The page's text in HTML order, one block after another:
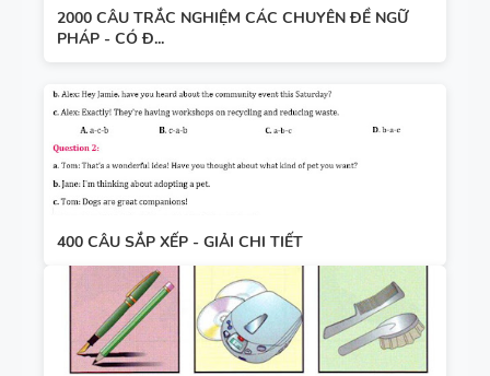
2000 CÂU TRẮC NGHIỆM CÁC CHUYÊN ĐỀ NGỮ
PHÁP - CÓ Đ...
400 CÂU SẮP XẾP - GIẢI CHI TIẾT